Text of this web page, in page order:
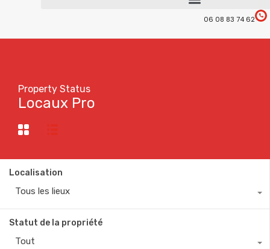
06 08 83 74 62
Property Status
Locaux Pro
Localisation
Tous les lieux
Statut de la propriété
Tout